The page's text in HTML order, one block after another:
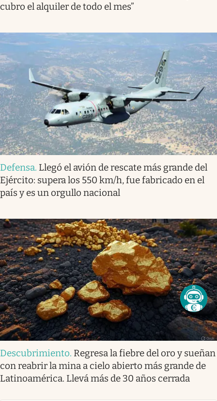
cubro el alquiler de todo el mes”
Defensa. Llegó el avión de rescate más grande del
Ejército: supera los 550 km/h, fue fabricado en el
país y es un orgullo nacional
Descubrimiento. Regresa la fiebre del oro y sueñan
con reabrir la mina a cielo abierto más grande de
Latinoamérica. Llevá más de 30 años cerrada